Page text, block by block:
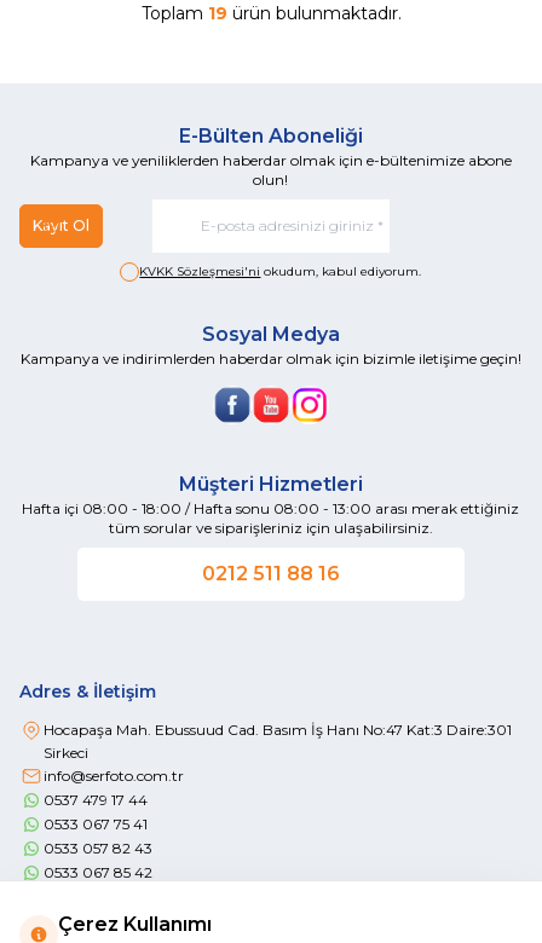
Toplam 19 ürün bulunmaktadır.
E-Bülten Aboneliği
Kampanya ve yeniliklerden haberdar olmak için e-bültenimize abone
olun!
Kayıt Ol
KVKK Sözleşmesi'ni okudum, kabul ediyorum.
Sosyal Medya
Kampanya ve indirimlerden haberdar olmak için bizimle iletişime geçin!
Müşteri Hizmetleri
Hafta içi 08:00 - 18:00 / Hafta sonu 08:00 - 13:00 arası merak ettiğiniz
tüm sorular ve siparişleriniz için ulaşabilirsiniz.
0212 511 88 16
Adres & İletişim
Hocapaşa Mah. Ebussuud Cad. Basım İş Hanı No:47 Kat:3 Daire:301
Sirkeci
info@serfoto.com.tr
0537 479 17 44
0533 067 75 41
0533 057 82 43
0533 067 85 42
Çerez Kullanımı